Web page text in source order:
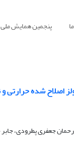
پنجمین همایش
اصلاح شده حرارتی و
جعفری پطرودی،